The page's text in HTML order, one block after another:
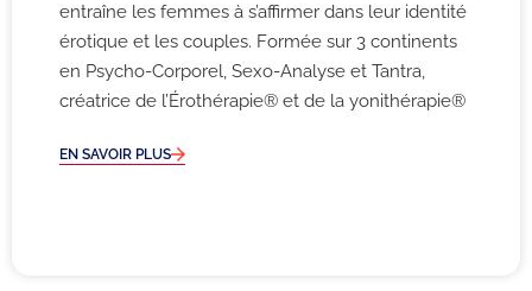
entraîne les femmes à s’affirmer dans leur identité
érotique et les couples. Formée sur 3 continents
en Psycho-Corporel, Sexo-Analyse et Tantra,
créatrice de l’Érothérapie® et de la yonithérapie®
EN SAVOIR PLUS